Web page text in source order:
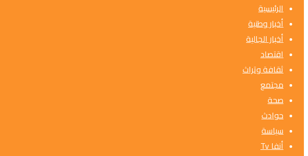
الرئيسية
أخبار وطنية
أخبار الجالية
اقتصاد
ثقافة وتراث
مجتمع
صحة
حوادث
سياسة
أنفا Tv